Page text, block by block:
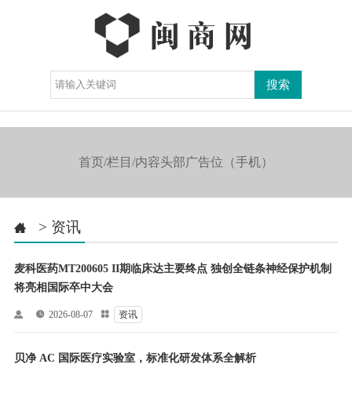
首页/栏目/内容头部广告位（手机）
 > 资讯
麦科医药MT200605 II期临床达主要终点 独创全链条神经保护机制
将亮相国际卒中大会
  2026-08-07  资讯
贝净 AC 国际医疗实验室，标准化研发体系全解析